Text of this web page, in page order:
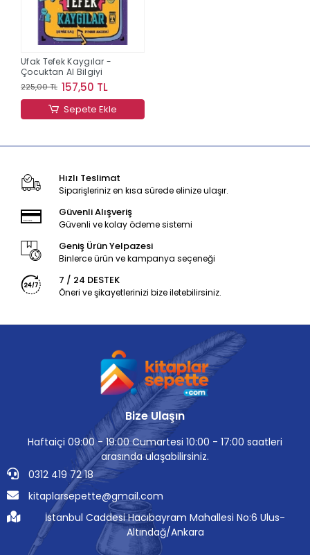
Ufak Tefek Kaygılar -
Çocuktan Al Bilgiyi
225,00 TL 157,50 TL
Sepete Ekle
Hızlı Teslimat
Siparişleriniz en kısa sürede elinize ulaşır.
Güvenli Alışveriş
Güvenli ve kolay ödeme sistemi
Geniş Ürün Yelpazesi
Binlerce ürün ve kampanya seçeneği
7 / 24 DESTEK
Öneri ve şikayetlerinizi bize iletebilirsiniz.
Bize Ulaşın
Haftaiçi 09:00 - 19:00 Cumartesi 10:00 - 17:00 saatleri
arasında ulaşabilirsiniz.
0312 419 72 18
kitaplarsepette@gmail.com
İstanbul Caddesi Hacıbayram Mahallesi No:6 Ulus-
Altındağ/Ankara